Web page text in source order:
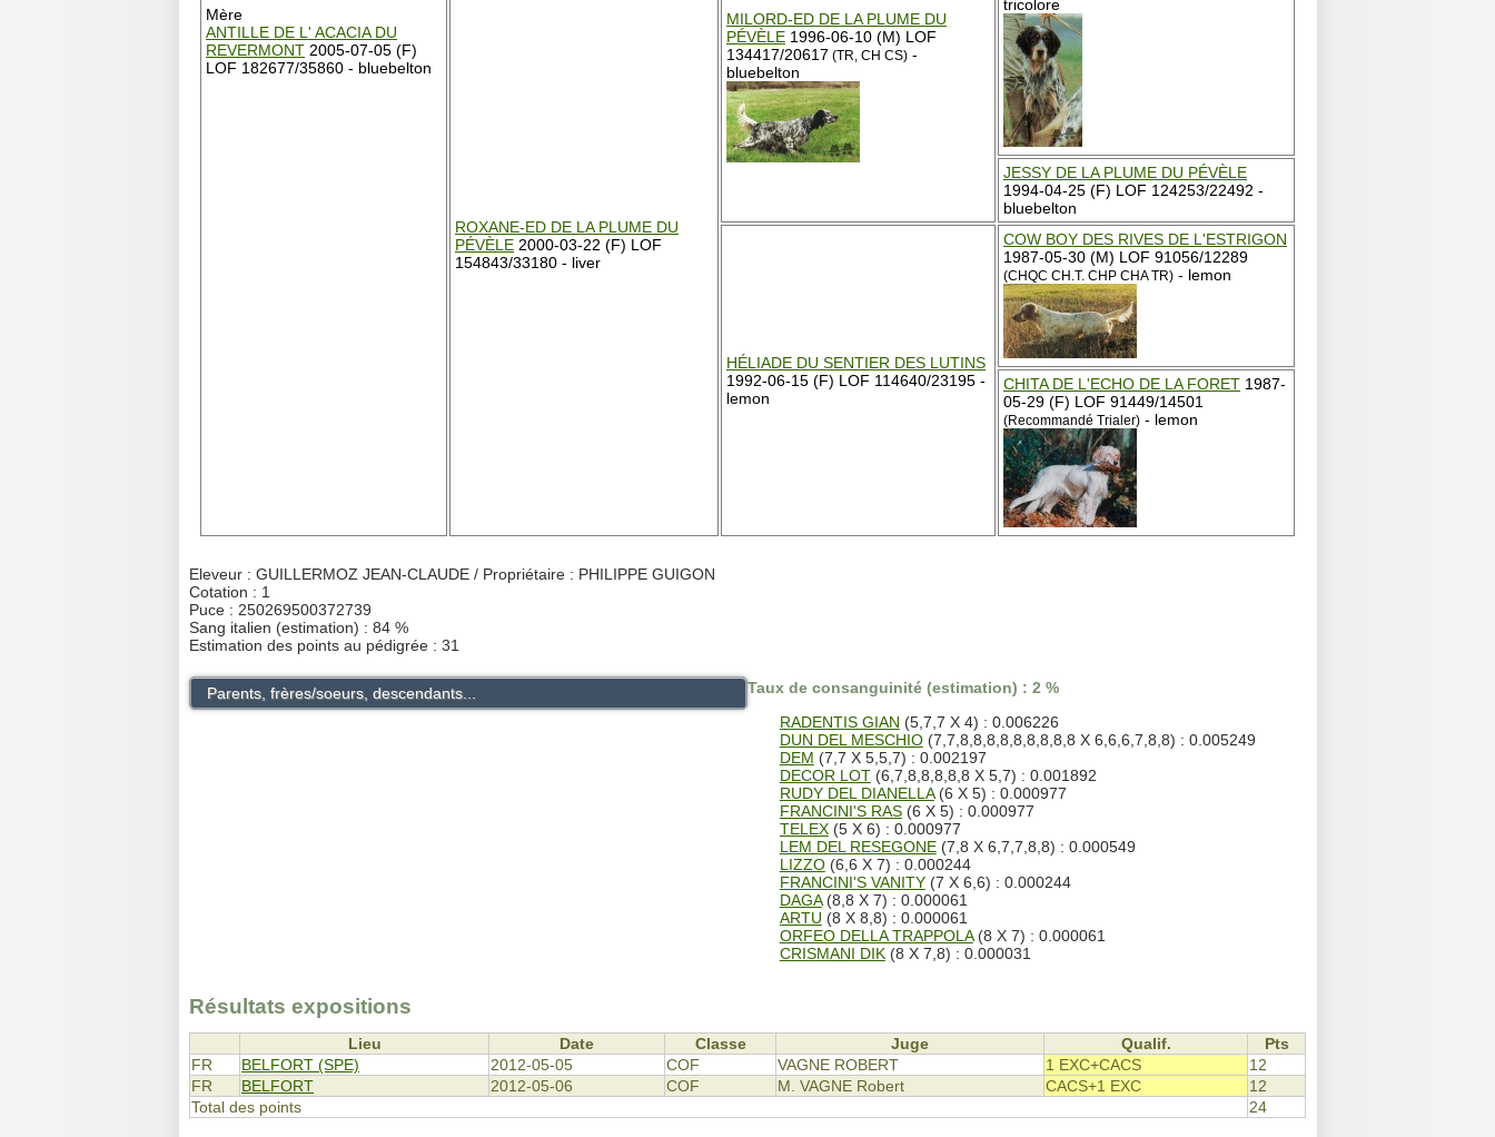
Mère
ANTILLE DE L' ACACIA DU
REVERMONT 2005-07-05 (F)
LOF 182677/35860 - bluebelton
ROXANE-ED DE LA PLUME DU
PÉVÈLE 2000-03-22 (F) LOF
154843/33180 - liver
MILORD-ED DE LA PLUME DU
PÉVÈLE 1996-06-10 (M) LOF
134417/20617 (TR, CH CS) -
bluebelton
tricolore
JESSY DE LA PLUME DU PÉVÈLE
1994-04-25 (F) LOF 124253/22492 -
bluebelton
HÉLIADE DU SENTIER DES LUTINS
1992-06-15 (F) LOF 114640/23195 -
lemon
COW BOY DES RIVES DE L'ESTRIGON
1987-05-30 (M) LOF 91056/12289
(CHQC CH.T. CHP CHA TR) - lemon
CHITA DE L'ECHO DE LA FORET 1987-
05-29 (F) LOF 91449/14501
(Recommandé Trialer) - lemon
Eleveur : GUILLERMOZ JEAN-CLAUDE / Propriétaire : PHILIPPE GUIGON
Cotation : 1
Puce : 250269500372739
Sang italien (estimation) : 84 %
Estimation des points au pédigrée : 31
Parents, frères/soeurs, descendants...
Taux de consanguinité (estimation) : 2 %
RADENTIS GIAN (5,7,7 X 4) : 0.006226
DUN DEL MESCHIO(7,7,8,8,8,8,8,8,8,8,8 X 6,6,6,7,8,8) : 0.005249
DEM (7,7 X 5,5,7) : 0.002197
DECOR LOT(6,7,8,8,8,8,8 X 5,7) : 0.001892
RUDY DEL DIANELLA(6 X 5) : 0.000977
FRANCINI'S RAS(6 X 5) : 0.000977
TELEX(5 X 6) : 0.000977
LEM DEL RESEGONE(7,8 X 6,7,7,8,8) : 0.000549
LIZZO(6,6 X 7) : 0.000244
FRANCINI'S VANITY(7 X 6,6) : 0.000244
DAGA(8,8 X 7) : 0.000061
ARTU (8 X 8,8) : 0.000061
ORFEO DELLA TRAPPOLA(8 X 7) : 0.000061
CRISMANI DIK(8 X 7,8) : 0.000031
Résultats expositions
Lieu Date Classe Juge Qualif.
Pts
FR
BELFORT (SPE) 2012-05-05 COF VAGNE ROBERT 1 EXC+CACS
12
FR
BELFORT 2012-05-06 COF M. VAGNE Robert CACS+1 EXC
12
Total des points
24